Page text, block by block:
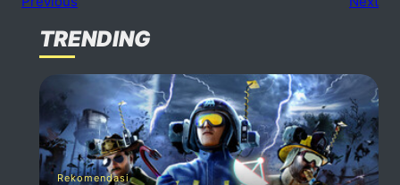
No comments
Speak Your Mind
Your email address will not be published. Required fiels
TRENDING
Rekomendasi